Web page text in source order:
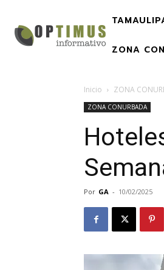
ZONA
Inicio ZONA
ZONA CONURBADA
Por GA - 10/02/2025